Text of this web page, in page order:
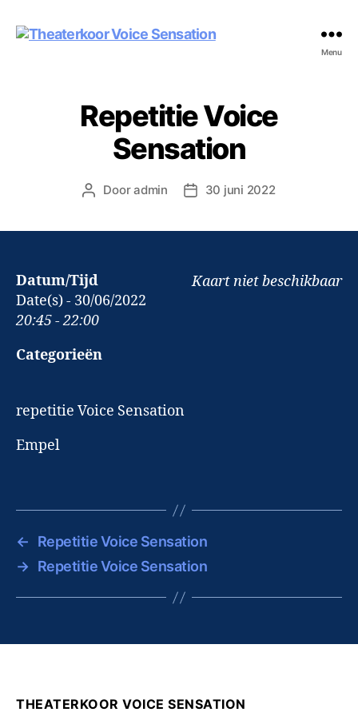
Menu
Repetitie Voice
Sensation
Berichtauteur
Dooradmin Berichtdatum
30 juni 2022
Kaart niet beschikbaar
Datum/Tijd
Date(s) - 30/06/2022
20:45 - 22:00
Categorieën
repetitie Voice Sensation
Empel
←
Repetitie Voice Sensation
→
Repetitie Voice Sensation
THEATERKOOR VOICE SENSATION